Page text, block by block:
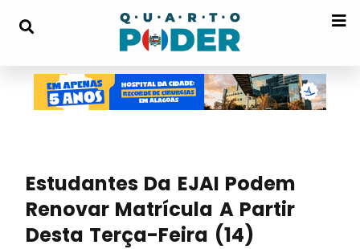
Estudantes Da EJAI Podem
Renovar Matrícula A Partir
Desta Terça-Feira (14)